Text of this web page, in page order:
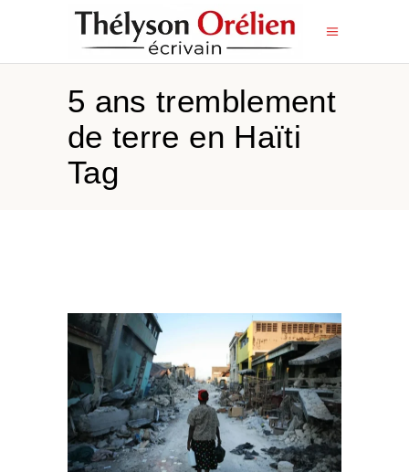
5 ans tremblement
de terre en Haïti
Tag